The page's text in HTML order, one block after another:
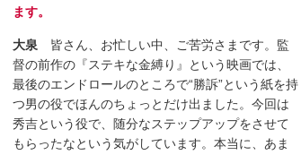
ます。
大泉 皆さん、お忙しい中、ご苦労さまです。監
督の前作の『ステキな金縛り』という映画では、
最後のエンドロールのところで“勝訴”という紙を持
つ男の役でほんのちょっとだけ出ました。今回は
秀吉という役で、随分なステップアップをさせて
もらったなという気がしています。本当に、あま